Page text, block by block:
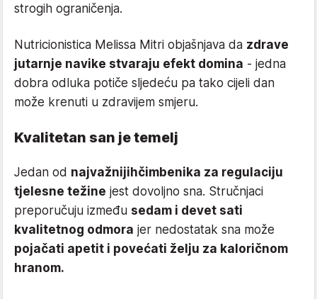
strogih ograničenja.
Nutricionistica Melissa Mitri objašnjava da zdrave
jutarnje navike stvaraju efekt domina - jedna
dobra odluka potiče sljedeću pa tako cijeli dan
može krenuti u zdravijem smjeru.
Kvalitetan san je temelj
Jedan od najvažnijihčimbenika za regulaciju
tjelesne težine jest dovoljno sna. Stručnjaci
preporučuju između sedam i devet sati
kvalitetnog odmora jer nedostatak sna može
pojačati apetit i povećati želju za kaloričnom
hranom.